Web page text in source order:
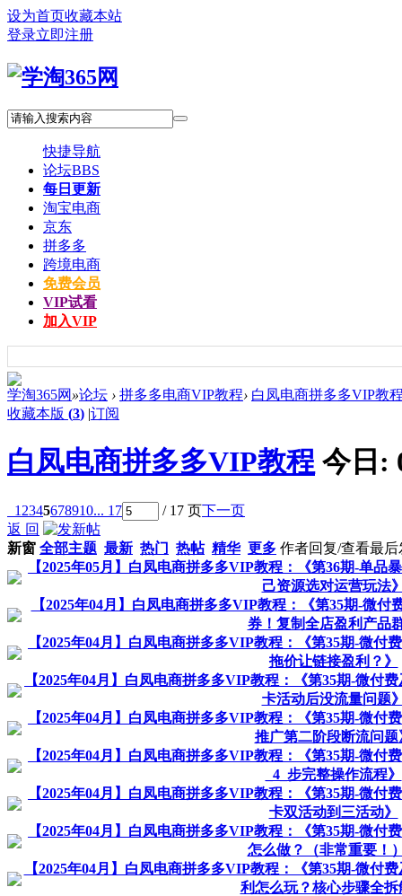
设为首页收藏本站
登录立即注册
快捷导航
论坛BBS
每日更新
淘宝电商
京东
拼多多
跨境电商
免费会员
VIP试看
加入VIP
学淘365网 »论坛 › 拼多多电商VIP教程› 白凤电商拼多多VIP教
收藏本版 (3) |订阅
白凤电商拼多多VIP教程 今日:
1 2345678910... 17 / 17 页下一页
返 回
新窗 全部主题 最新 热门 热帖 精华 更多 作者回复/查看最后
【2025年05月】白凤电商拼多多VIP教程：《第36期-单品
己资源选对运营玩法
【2025年04月】白凤电商拼多多VIP教程：《第35期-微
券！复制全店盈利产品
【2025年04月】白凤电商拼多多VIP教程：《第35期-微付
拖价让链接盈利？》
【2025年04月】白凤电商拼多多VIP教程：《第35期-微付
卡活动后没流量问题
【2025年04月】白凤电商拼多多VIP教程：《第35期-微付
推广第二阶段断流问题
【2025年04月】白凤电商拼多多VIP教程：《第35期-微付
_4_步完整操作流程》
【2025年04月】白凤电商拼多多VIP教程：《第35期-微付
卡双活动到三活动》
【2025年04月】白凤电商拼多多VIP教程：《第35期-微付
怎么做？（非常重要！
【2025年04月】白凤电商拼多多VIP教程：《第35期-微付
利怎么玩？核心步骤全拆